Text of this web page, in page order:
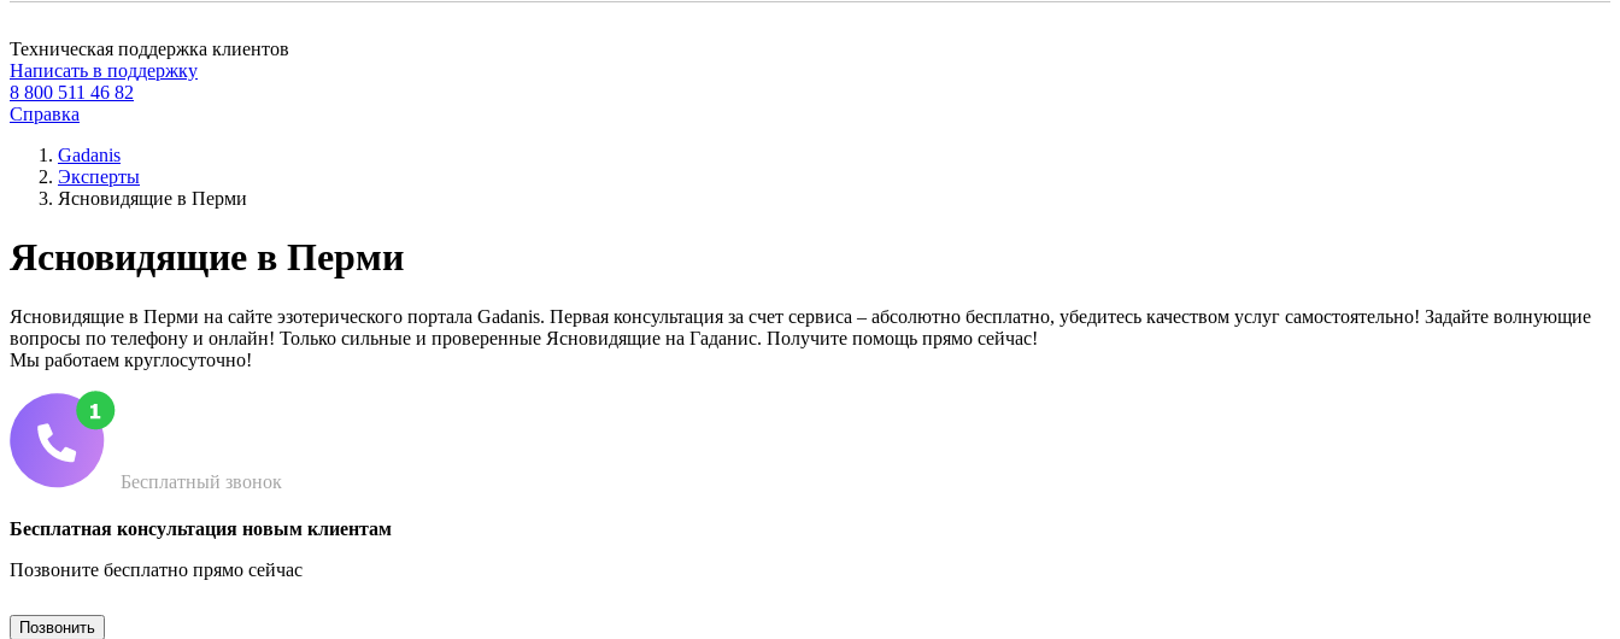
Техническая поддержка клиентов
Написать в поддержку
8 800 511 46 82
Справка
Gadanis
Эксперты
Ясновидящие в Перми
Ясновидящие в Перми
Ясновидящие в Перми на сайте эзотерического портала Gadanis. Первая консультация за счет сервиса – абсолютно бесплатно, убедитесь качеством услуг самостоятельно! Задайте волнующие
вопросы по телефону и онлайн! Только сильные и проверенные Ясновидящие на Гаданис. Получите помощь прямо сейчас!
Мы работаем круглосуточно!
Бесплатный звонок
Бесплатная консультация новым клиентам
Позвоните бесплатно прямо сейчас
Позвонить